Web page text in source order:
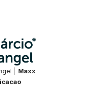
| Maxx